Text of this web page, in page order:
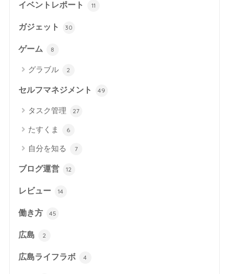
イベントレポート 11
ガジェット 30
ゲーム 8
グラブル 2
セルフマネジメント 49
タスク管理 27
たすくま 6
自分を知る 7
ブログ運営 12
レビュー 14
働き方 45
広島 2
広島ライフラボ 4